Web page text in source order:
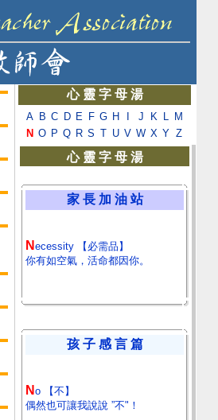
心 靈 字 母 湯
A B C D E F G H J K L M
N O P Q R S T U V W X Y Z
心 靈 字 母 湯
家 長 加 油 站
N ecessity 【必需品】
你有如空氣，活命都因你。
孩 子 感 言 篇
N o 【不】
偶然也可讓我說說 ”不"！